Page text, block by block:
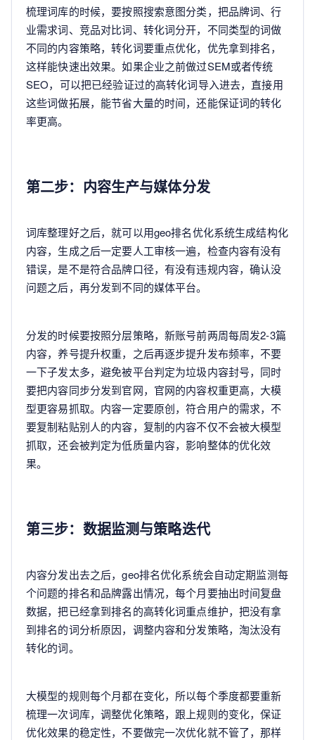
梳理词库的时候，要按照搜索意图分类，把品牌词、行
业需求词、竞品对比词、转化词分开，不同类型的词做
不同的内容策略，转化词要重点优化，优先拿到排名，
这样能快速出效果。如果企业之前做过SEM或者传统
SEO，可以把已经验证过的高转化词导入进去，直接用
这些词做拓展，能节省大量的时间，还能保证词的转化
率更高。
第二步：内容生产与媒体分发
词库整理好之后，就可以用geo排名优化系统生成结构化
内容，生成之后一定要人工审核一遍，检查内容有没有
错误，是不是符合品牌口径，有没有违规内容，确认没
问题之后，再分发到不同的媒体平台。
分发的时候要按照分层策略，新账号前两周每周发2-3篇
内容，养号提升权重，之后再逐步提升发布频率，不要
一下子发太多，避免被平台判定为垃圾内容封号，同时
要把内容同步分发到官网，官网的内容权重更高，大模
型更容易抓取。内容一定要原创，符合用户的需求，不
要复制粘贴别人的内容，复制的内容不仅不会被大模型
抓取，还会被判定为低质量内容，影响整体的优化效
果。
第三步：数据监测与策略迭代
内容分发出去之后，geo排名优化系统会自动定期监测每
个问题的排名和品牌露出情况，每个月要抽出时间复盘
数据，把已经拿到排名的高转化词重点维护，把没有拿
到排名的词分析原因，调整内容和分发策略，淘汰没有
转化的词。
大模型的规则每个月都在变化，所以每个季度都要重新
梳理一次词库，调整优化策略，跟上规则的变化，保证
优化效果的稳定性，不要做完一次优化就不管了，那样